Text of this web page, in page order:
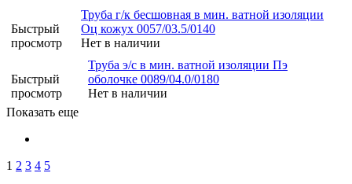
Быстрый
просмотр
Труба г/к бесшовная в мин. ватной изоляции
Оц кожух 0057/03.5/0140
Нет в наличии
Быстрый
просмотр
Труба э/с в мин. ватной изоляции Пэ
оболочке 0089/04.0/0180
Нет в наличии
Показать еще
1 2 3 4 5